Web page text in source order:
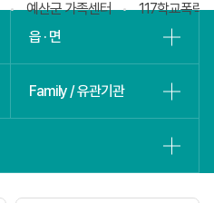
예산군 가족센터
117학교폭력
읍 · 면
Family / 유관기관